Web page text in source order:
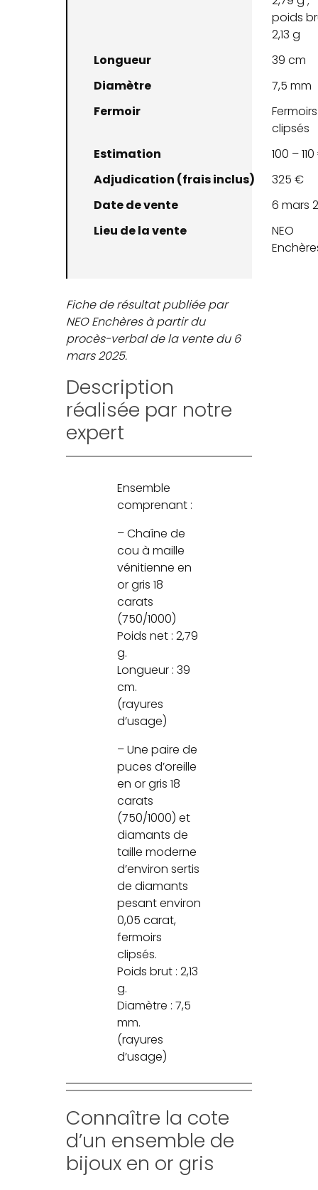
poids
2,13 g
Longueur
39 cm
Diamètre
7,5 mm
Fermoir
Fermoirs
clipsés
Estimation
100 –
Adjudication (frais inclus)
325 €
Date de vente
6 mars
Lieu de la vente
NEO
Fiche de résultat publiée par
NEO Enchères à partir du
procès-verbal de la vente du 6
mars 2025.
Description
réalisée par notre
expert
Ensemble
comprenant :
– Chaîne de
cou à maille
vénitienne en
or gris 18
carats
(750/1000)
Poids net : 2,79
g.
Longueur : 39
cm.
(rayures
d’usage)
– Une paire de
puces d’oreille
en or gris 18
carats
(750/1000) et
diamants de
taille moderne
d’environ sertis
de diamants
pesant environ
0,05 carat,
fermoirs
clipsés.
Poids brut : 2,13
g.
Diamètre : 7,5
mm.
(rayures
d’usage)
Connaître la cote
d’un ensemble de
bijoux en or gris